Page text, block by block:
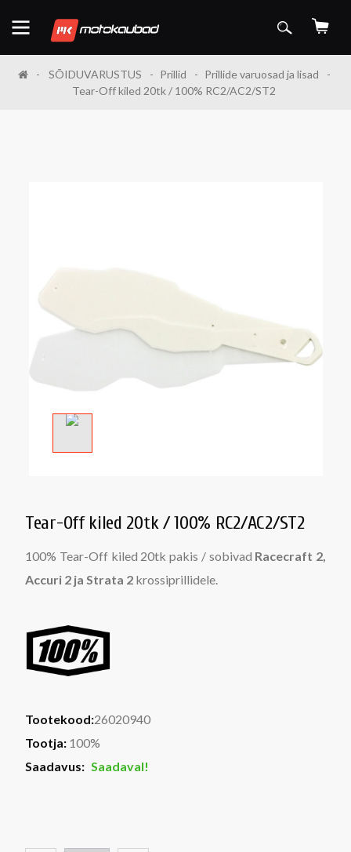
SÕIDUVARUSTUS Prillid
Prillide varuosad ja lisad
Tear-Off kiled 20tk / 100% RC2/AC2/ST2
Tear-Off kiled 20tk / 100% RC2/AC2/ST2
100% Tear-Off kiled 20tk pakis / sobivad Racecraft 2,
Accuri 2 ja Strata 2 krossiprillidele.
Tootekood:26020940
Tootja: 100%
Saadavus: Saadaval!